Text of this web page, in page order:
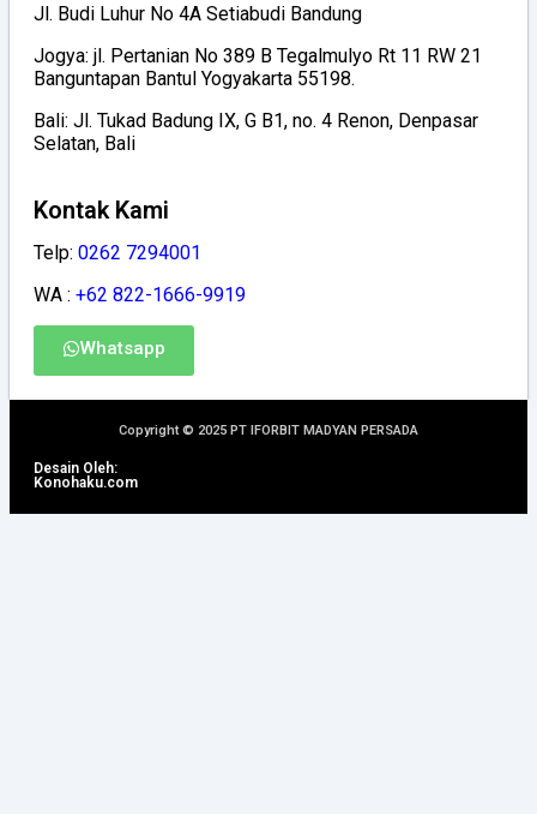
Jl. Budi Luhur No 4A Setiabudi Bandung
Jogya: jl. Pertanian No 389 B Tegalmulyo Rt 11 RW 21
Banguntapan Bantul Yogyakarta 55198.
Bali: Jl. Tukad Badung IX, G B1, no. 4 Renon, Denpasar
Selatan, Bali
Kontak Kami
Telp: 0262 7294001
WA : +62 822-1666-9919
Whatsapp
Copyright © 2025 PT IFORBIT MADYAN PERSADA
Desain Oleh:
Konohaku.com